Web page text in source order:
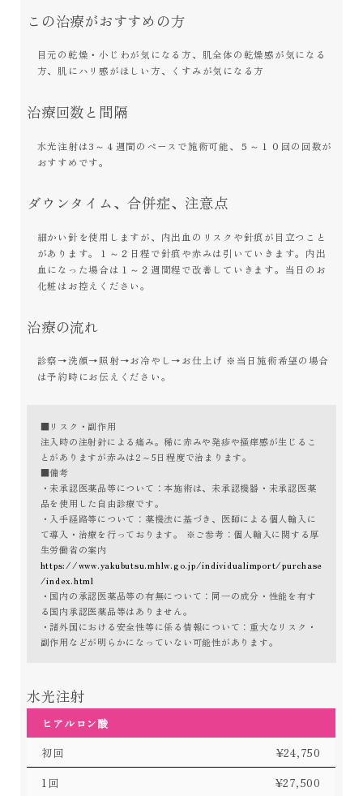
この治療がおすすめの方
目元の乾燥・小じわが気になる方、肌全体の乾燥感が気になる
方、肌にハリ感がほしい方、くすみが気になる方
治療回数と間隔
水光注射は3～４週間のペースで施術可能、５～１０回の回数が
おすすめです。
ダウンタイム、合併症、注意点
細かい針を使用しますが、内出血のリスクや針痕が目立つこと
があります。１～２日程で針痕や赤みは引いていきます。内出
血になった場合は１～２週間程で改善していきます。当日のお
化粧はお控えください。
治療の流れ
診察→洗顔→照射→お冷やし→お仕上げ ※当日施術希望の場合
は予約時にお伝えください。
■リスク・副作用
注入時の注射針による痛み。稀に赤みや発疹や掻痒感が生じるこ
とがありますが赤みは2～5日程度で治まります。
■備考
・未承認医薬品等について：本施術は、未承認機器・未承認医薬
品を使用した自由診療です。
・入手経路等について：薬機法に基づき、医師による個人輸入に
て導入・治療を行っております。 ※ご参考：個人輸入に関する厚
生労働省の案内
https://www.yakubutsu.mhlw.go.jp/individualimport/purchase
/index.html
・国内の承認医薬品等の有無について：同一の成分・性能を有す
る国内承認医薬品等はありません。
・諸外国における安全性等に係る情報について：重大なリスク・
副作用などが明らかになっていない可能性があります。
水光注射
ヒアルロン酸
初回
¥24,750
1回
¥27,500